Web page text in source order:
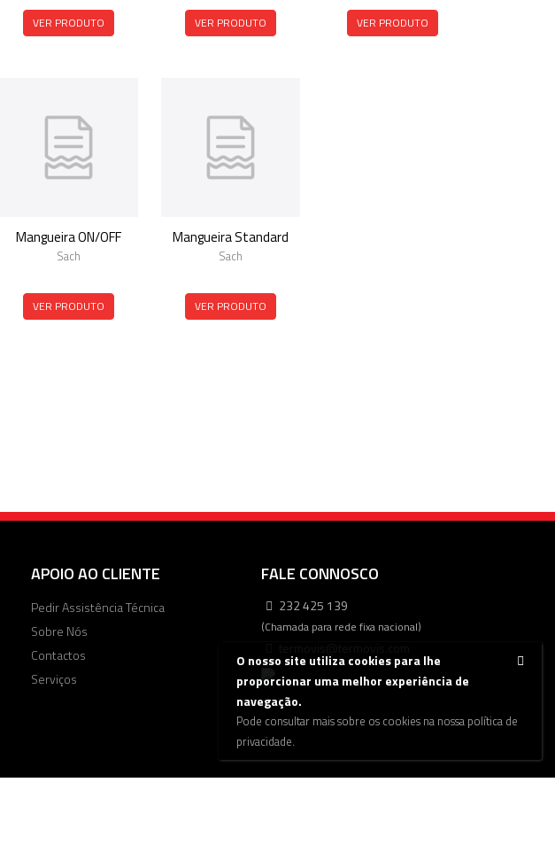
O nosso site utiliza cookies para lhe
proporcionar uma melhor experiência de
navegação.
Pode consultar mais sobre os cookies na nossa política de
privacidade.
VER PRODUTO VER PRODUTO VER PRODUTO
Mangueira ON/OFF
Sach
VER PRODUTO
Mangueira Standard
Sach
VER PRODUTO
APOIO AO CLIENTE
Pedir Assistência Técnica
Sobre Nós
Contactos
Serviços
FALE CONNOSCO
232 425 139
(Chamada para rede fixa nacional)